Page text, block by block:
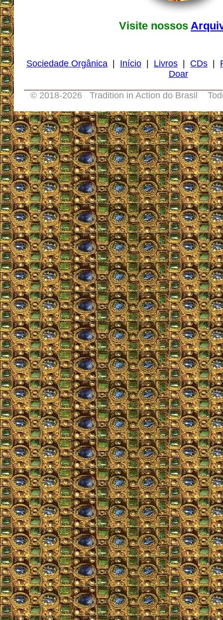
Visite nossos
Sociedade Orgânica Início Livros CDs
Doar
© 2018-2026 Tradition in Action do Brasil